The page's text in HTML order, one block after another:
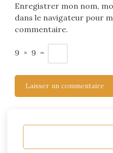
Enregistrer mon nom,
dans le navigateur pour
commentaire.
9 × 9 =